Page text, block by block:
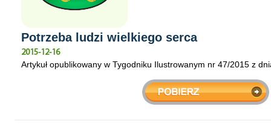
Potrzeba ludzi wielkiego serca
2015-12-16
Artykuł opublikowany w Tygodniku Ilustrowanym nr 47/2015 z